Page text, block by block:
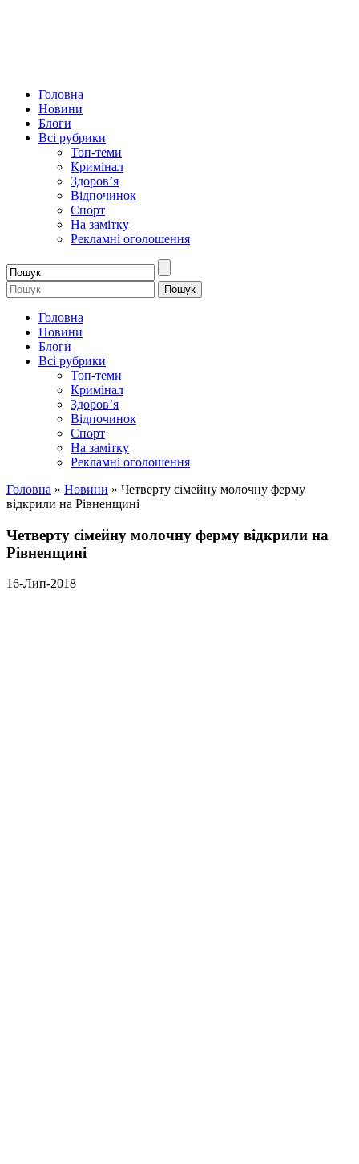
Головна
Новини
Блоги
Всі рубрики
Топ-теми
Кримінал
Здоров’я
Відпочинок
Спорт
На замітку
Рекламні оголошення
Головна
Новини
Блоги
Всі рубрики
Топ-теми
Кримінал
Здоров’я
Відпочинок
Спорт
На замітку
Рекламні оголошення
Головна » Новини » Четверту сімейну молочну ферму
відкрили на Рівненщині
Четверту сімейну молочну ферму відкрили на
Рівненщині
16-Лип-2018